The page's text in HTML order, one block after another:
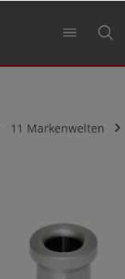
11 Markenwelten